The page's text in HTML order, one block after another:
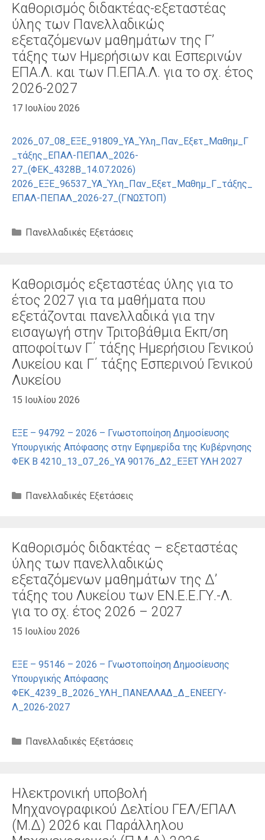
Καθορισμός διδακτέας-εξεταστέας
ύλης των Πανελλαδικώς
εξεταζόμενων μαθημάτων της Γ’
τάξης των Ημερήσιων και Εσπερινών
ΕΠΑ.Λ. και των Π.ΕΠΑ.Λ. για το σχ. έτος
2026-2027
17 Ιουλίου 2026
2026_07_08_ΕΞΕ_91809_ΥΑ_Ύλη_Παν_Εξετ_Μαθημ_Γ
_τάξης_ΕΠΑΛ-ΠΕΠΑΛ_2026-
27_(ΦΕΚ_4328Β_14.07.2026)
2026_ΕΞΕ_96537_ΥΑ_Ύλη_Παν_Εξετ_Μαθημ_Γ_τάξης_
ΕΠΑΛ-ΠΕΠΑΛ_2026-27_(ΓΝΩΣΤΟΠ)
Κατηγορίες
Πανελλαδικές Εξετάσεις
Καθορισμός εξεταστέας ύλης για το
έτος 2027 για τα μαθήματα που
εξετάζονται πανελλαδικά για την
εισαγωγή στην Τριτοβάθμια Εκπ/ση
αποφοίτων Γ΄ τάξης Ημερήσιου Γενικού
Λυκείου και Γ΄ τάξης Εσπερινού Γενικού
Λυκείου
15 Ιουλίου 2026
ΕΞΕ – 94792 – 2026 – Γνωστοποίηση Δημοσίευσης
Υπουργικής Απόφασης στην Εφημερίδα της Κυβέρνησης
ΦΕΚ Β 4210_13_07_26_ΥΑ 90176_Δ2_ΕΞΕΤ ΥΛΗ 2027
Κατηγορίες
Πανελλαδικές Εξετάσεις
Καθορισμός διδακτέας – εξεταστέας
ύλης των πανελλαδικώς
εξεταζόμενων μαθημάτων της Δ’
τάξης του Λυκείου των ΕΝ.Ε.Ε.ΓΥ.-Λ.
για το σχ. έτος 2026 – 2027
15 Ιουλίου 2026
ΕΞΕ – 95146 – 2026 – Γνωστοποίηση Δημοσίευσης
Υπουργικής Απόφασης
ΦΕΚ_4239_Β_2026_ΥΛΗ_ΠΑΝΕΛΛΑΔ_Δ_ΕΝΕΕΓΥ-
Λ_2026-2027
Κατηγορίες
Πανελλαδικές Εξετάσεις
Ηλεκτρονική υποβολή
Μηχανογραφικού Δελτίου ΓΕΛ/ΕΠΑΛ
(Μ.Δ) 2026 και Παράλληλου